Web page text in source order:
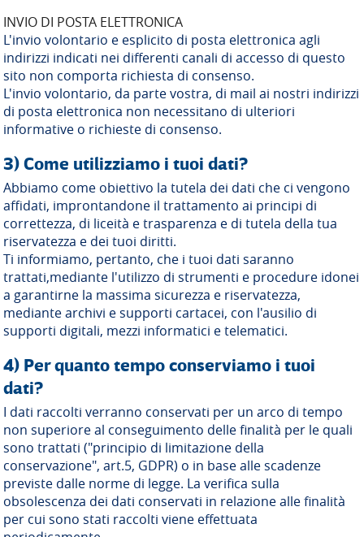
INVIO DI POSTA ELETTRONICA
L'invio volontario e esplicito di posta elettronica agli
indirizzi indicati nei differenti canali di accesso di questo
sito non comporta richiesta di consenso.
L'invio volontario, da parte vostra, di mail ai nostri indirizzi
di posta elettronica non necessitano di ulteriori
informative o richieste di consenso.
3) Come utilizziamo i tuoi dati?
Abbiamo come obiettivo la tutela dei dati che ci vengono
affidati, improntandone il trattamento ai principi di
correttezza, di liceità e trasparenza e di tutela della tua
riservatezza e dei tuoi diritti.
Ti informiamo, pertanto, che i tuoi dati saranno
trattati,mediante l'utilizzo di strumenti e procedure idonei
a garantirne la massima sicurezza e riservatezza,
mediante archivi e supporti cartacei, con l'ausilio di
supporti digitali, mezzi informatici e telematici.
4) Per quanto tempo conserviamo i tuoi
dati?
I dati raccolti verranno conservati per un arco di tempo
non superiore al conseguimento delle finalità per le quali
sono trattati ("principio di limitazione della
conservazione", art.5, GDPR) o in base alle scadenze
previste dalle norme di legge. La verifica sulla
obsolescenza dei dati conservati in relazione alle finalità
per cui sono stati raccolti viene effettuata